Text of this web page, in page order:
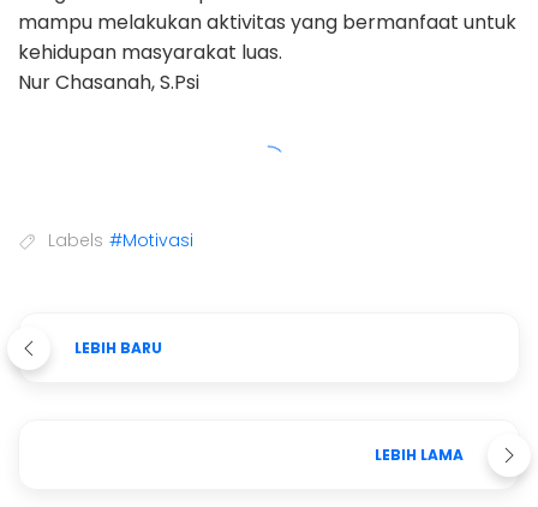
mampu melakukan aktivitas yang bermanfaat untuk
kehidupan masyarakat luas.
Nur Chasanah, S.Psi
Labels #Motivasi
LEBIH BARU
LEBIH LAMA